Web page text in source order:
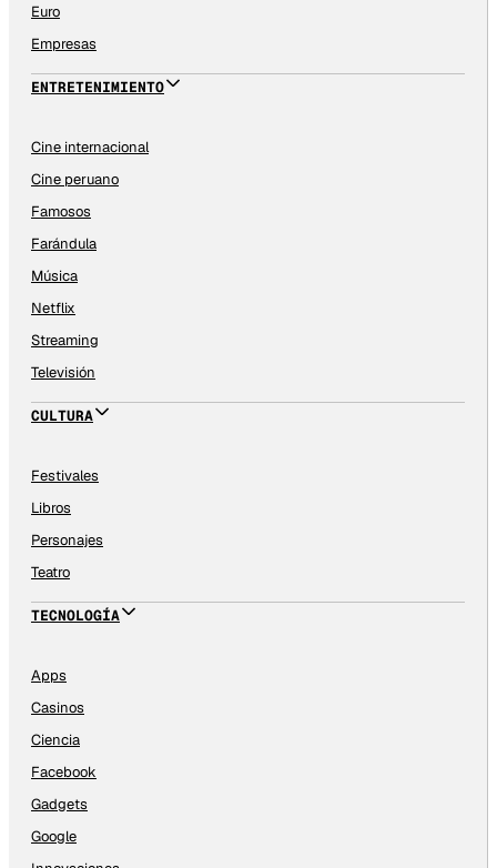
Euro
Empresas
ENTRETENIMIENTO
Cine internacional
Cine peruano
Famosos
Farándula
Música
Netflix
Streaming
Televisión
CULTURA
Festivales
Libros
Personajes
Teatro
TECNOLOGÍA
Apps
Casinos
Ciencia
Facebook
Gadgets
Google